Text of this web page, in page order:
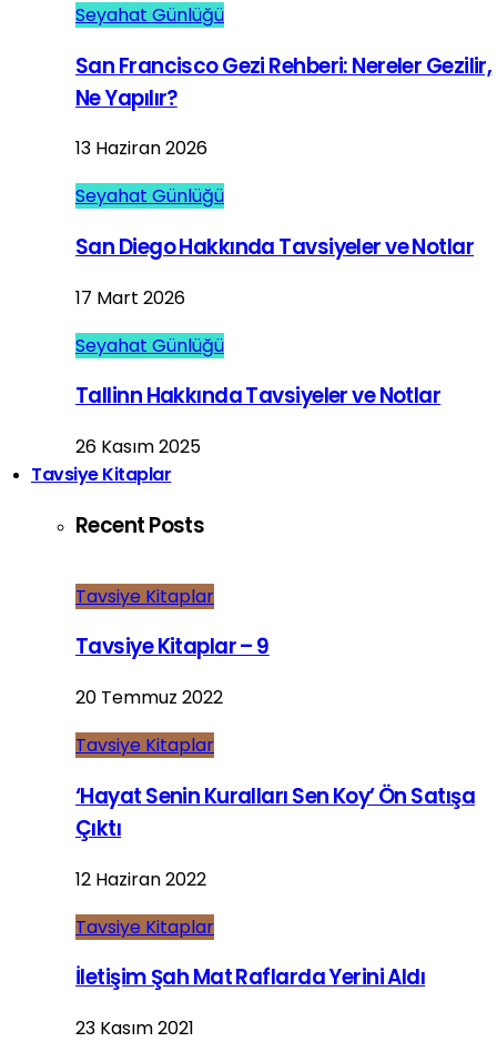
Seyahat Günlüğü
San Francisco Gezi Rehberi: Nereler Gezilir,
Ne Yapılır?
13 Haziran 2026
Seyahat Günlüğü
San Diego Hakkında Tavsiyeler ve Notlar
17 Mart 2026
Seyahat Günlüğü
Tallinn Hakkında Tavsiyeler ve Notlar
26 Kasım 2025
Tavsiye Kitaplar
Recent Posts
Tavsiye Kitaplar
Tavsiye Kitaplar – 9
20 Temmuz 2022
Tavsiye Kitaplar
‘Hayat Senin Kuralları Sen Koy’ Ön Satışa
Çıktı
12 Haziran 2022
Tavsiye Kitaplar
İletişim Şah Mat Raflarda Yerini Aldı
23 Kasım 2021